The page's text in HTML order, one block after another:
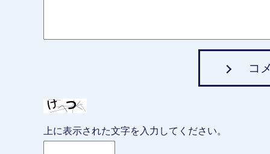
コ
上に表示された文字を入力してください。